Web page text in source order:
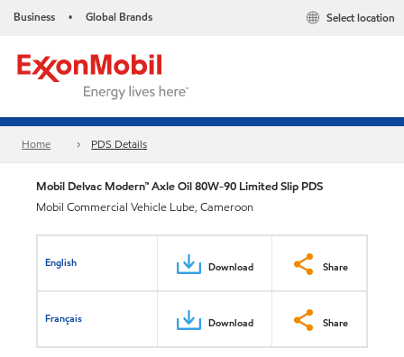
Business • Global Brands Select location
Home PDS Details
Mobil Delvac Modern™ Axle Oil 80W-90 Limited Slip PDS
Mobil Commercial Vehicle Lube, Cameroon
English Download Share
Français Download Share